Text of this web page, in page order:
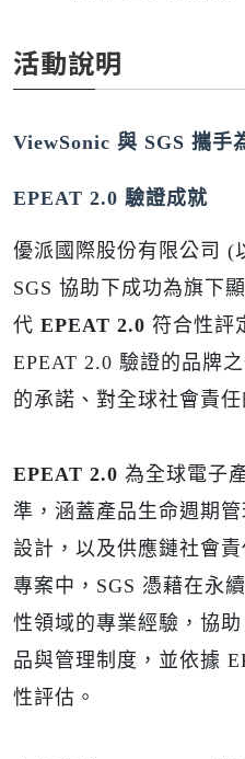
活動說明
ViewSonic 與 SGS 攜手
EPEAT 2.0 驗證成就
優派國際股份有限公司 (
SGS 協助下成功為旗下
代 EPEAT 2.0 符合性評
EPEAT 2.0 驗證的品牌
的承諾、對全球社會責任
EPEAT 2.0 為全球電子
準，涵蓋產品生命週期
設計，以及供應鏈社會
專案中，SGS 憑藉在永
性領域的專業經驗，協
品與管理制度，並依據
性評估。